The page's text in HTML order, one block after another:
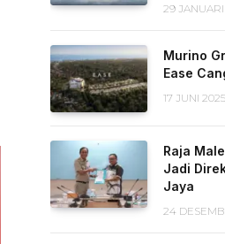
29
Murino
Ease
17 JUNI 2025
Raja
Jadi
Jaya
24